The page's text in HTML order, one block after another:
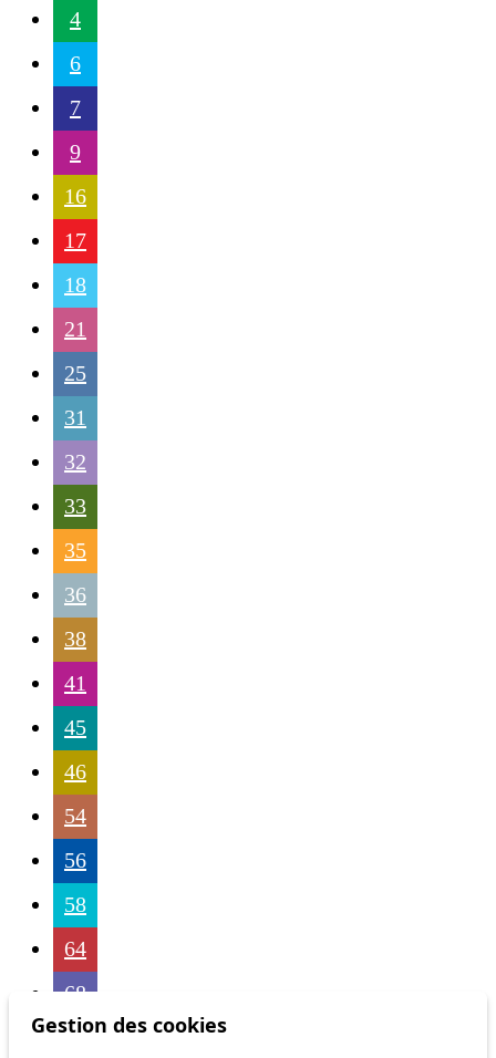
4
6
7
9
16
17
18
21
25
31
32
33
35
36
38
41
45
46
54
56
58
64
68
69
Gestion des cookies